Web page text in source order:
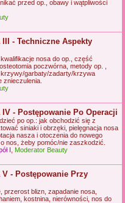
przed op., obawy i wątpliwości
- Techniczne Aspekty
nosa do op., część
poczwórna, metody op. ,
krzywy/garbaty/zadarty/krzywa
znieczulenia.
IV - Postępowanie Po Operacji
po op.: jak obchodzić się z
siniaki i obrzęki, pielęgnacja nosa
nasza i otoczenia do nowego
nos, żeby pomóc/nie zaszkodzić.
I
Moderator Beauty
V - Postępowanie Przy
przerost blizn, zapadanie nosa,
kostnina, nierówności, nos do